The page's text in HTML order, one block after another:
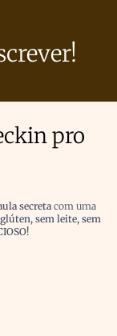
pro
secretacom uma
sem leite, sem